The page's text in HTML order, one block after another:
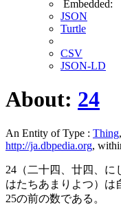
Embedded:
JSON
Turtle
CSV
JSON-LD
About: 24
An Entity of Type : Thing
http://ja.dbpedia.org,
24（二十四、廿四、に
はたちあまりよつ）は
25の前の数である。